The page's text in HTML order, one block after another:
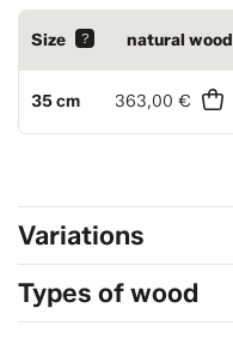
Size ? natural wood
35 cm 363,00 €
Variations
Types of wood